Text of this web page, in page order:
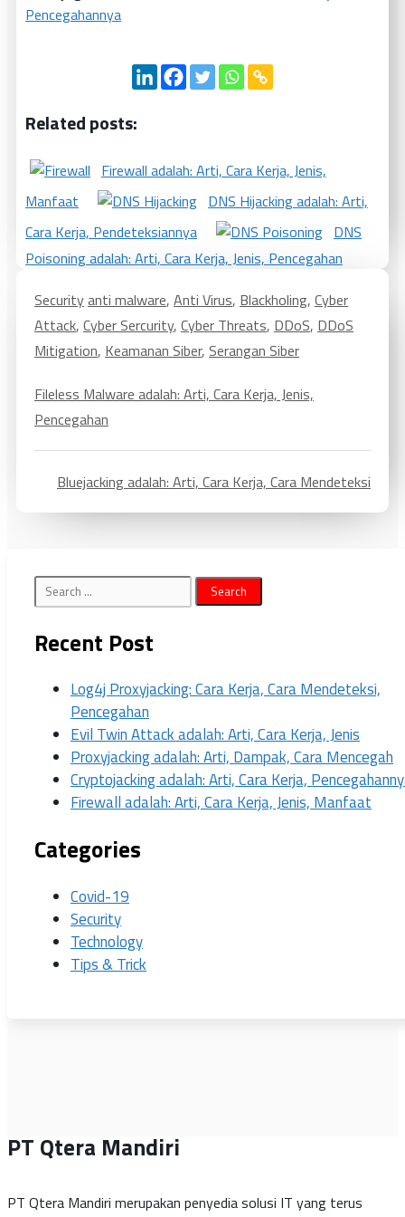
Pencegahannya
Related posts:
Firewall adalah: Arti, Cara Kerja, Jenis,
Manfaat
DNS Hijacking adalah: Arti,
Cara Kerja, Pendeteksiannya
DNS
Poisoning adalah: Arti, Cara Kerja, Jenis, Pencegahan
Securityanti malware, Anti Virus, Blackholing, Cyber
Attack, Cyber Sercurity, Cyber Threats, DDoS, DDoS
Mitigation, Keamanan Siber, Serangan Siber
Fileless Malware adalah: Arti, Cara Kerja, Jenis,
Pencegahan
Bluejacking adalah: Arti, Cara Kerja, Cara Mendeteksi
Recent Post
Log4j Proxyjacking: Cara Kerja, Cara Mendeteksi,
Pencegahan
Evil Twin Attack adalah: Arti, Cara Kerja, Jenis
Proxyjacking adalah: Arti, Dampak, Cara Mencegah
Cryptojacking adalah: Arti, Cara Kerja,
Firewall adalah: Arti, Cara Kerja, Jenis, Manfaat
Categories
Covid-19
Security
Technology
Tips & Trick
PT Qtera Mandiri
PT Qtera Mandiri merupakan penyedia solusi IT yang terus